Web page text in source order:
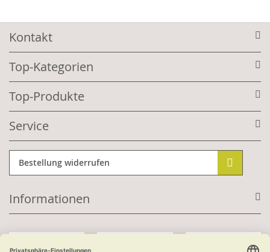
Kontakt
Top-Kategorien
Top-Produkte
Service
Bestellung widerrufen
Informationen